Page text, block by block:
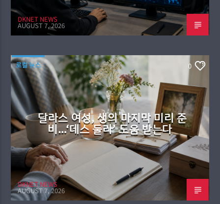
DKNET NEWS
AUGUST 7, 2026
로컬 뉴스 0
달라스 여성, 생의 마지막 미리 준
비…‘데스 둘라’ 도움 받는다
DKNET NEWS
AUGUST 7, 2026